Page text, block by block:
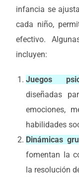
infancia se
cada niño,
efectivo.
incluyen:
Juegos
diseñadas
emociones,
habilidades
Dinámicas
fomentan la
la resolución